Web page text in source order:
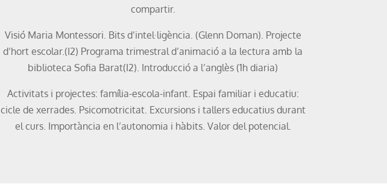
compartir.
Visió Maria Montessori. Bits d’intel·ligència. (Glenn Doman). Projecte
d’hort escolar.(I2) Programa trimestral d’animació a la lectura amb la
biblioteca Sofia Barat(I2). Introducció a l’anglès (1h diaria)
Activitats i projectes: família-escola-infant. Espai familiar i educatiu:
cicle de xerrades. Psicomotricitat. Excursions i tallers educatius durant
el curs. Importància en l’autonomia i hàbits. Valor del potencial.